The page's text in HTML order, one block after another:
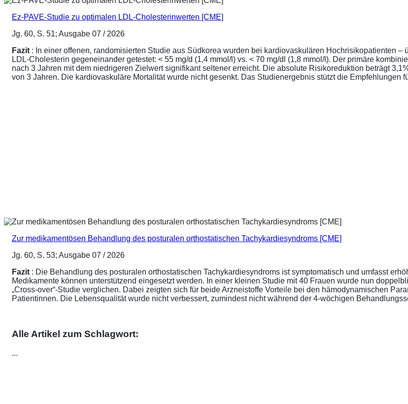
Ez-PAVE-Studie zu optimalen LDL-Cholesterinwerten [CME]
Jg. 60, S. 51; Ausgabe 07 / 2026
Fazit : In einer offenen, randomisierten Studie aus Südkorea wurden bei kardiovaskulären Hochrisikopatienten
LDL-Cholesterin gegeneinander getestet: < 55 mg/d (1,4 mmol/l) vs. < 70 mg/dl (1,8 mmol/l). Der primäre
nach 3 Jahren mit dem niedrigeren Zielwert signifikant seltener erreicht. Die absolute Risikoreduktion beträgt
von 3 Jahren. Die kardiovaskuläre Mortalität wurde nicht gesenkt. Das Studienergebnis stützt die Empfehlungen
Zur medikamentösen Behandlung des posturalen orthostatischen Tachykardiesyndroms [CME]
Jg. 60, S. 53; Ausgabe 07 / 2026
Fazit : Die Behandlung des posturalen orthostatischen Tachykardiesyndroms ist symptomatisch und umfasst
Medikamente können unterstützend eingesetzt werden. In einer kleinen Studie mit 40 Frauen wurde nun
„Cross-over“-Studie verglichen. Dabei zeigten sich für beide Arzneistoffe Vorteile bei den hämodynamischen
Patientinnen. Die Lebensqualität wurde nicht verbessert, zumindest nicht während der 4-wöchigen
Alle Artikel zum Schlagwort:
...